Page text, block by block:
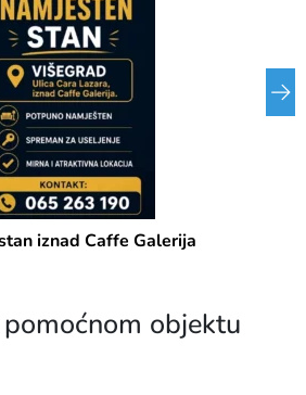
iznad Caffe Galerija
objektu